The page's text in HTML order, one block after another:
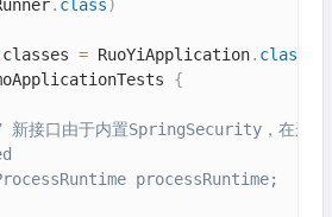
. class)
classes = RuoYiApplication. class
{
口由于内置SpringSecurity，在运行
processRuntime;